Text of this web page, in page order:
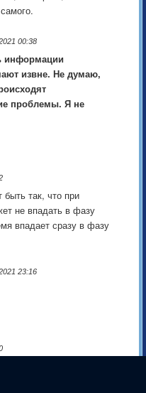
00:38
информации
извне. Не думаю,
проблемы. Я не
так, что при
не впадать в фазу
впадает сразу в фазу
23:16